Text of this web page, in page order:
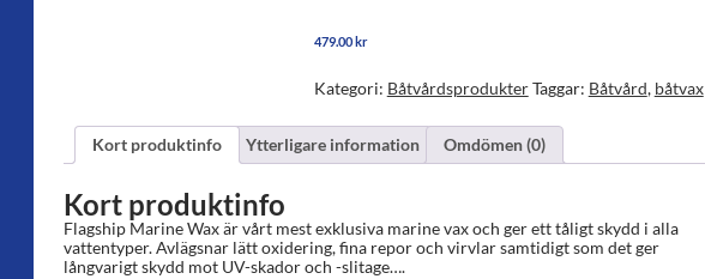
479.00kr
Kategori: BåtvårdsprodukterTaggar: Båtvård, båtvax
Kort produktinfo Ytterligare information Omdömen (0)
Kort produktinfo
Flagship Marine Wax är vårt mest exklusiva marine vax och ger ett tåligt skydd i alla
vattentyper. Avlägsnar lätt oxidering, fina repor och virvlar samtidigt som det ger
långvarigt skydd mot UV-skador och -slitage….